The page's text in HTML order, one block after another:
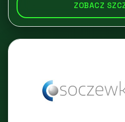
ZOBACZ